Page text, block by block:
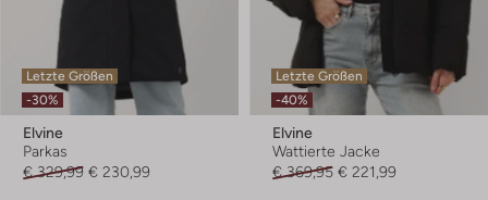
Letzte Größen
-30%
Elvine
Parkas
€ 329,99 € 230,99
Letzte Größen
-40%
Elvine
Wattierte Jacke
€ 369,95 € 221,99